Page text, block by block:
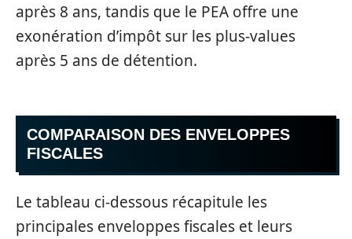
après 8 ans, tandis que le PEA offre une
exonération d’impôt sur les plus-values
après 5 ans de détention.
COMPARAISON DES ENVELOPPES
FISCALES
Le tableau ci-dessous récapitule les
principales enveloppes fiscales et leurs